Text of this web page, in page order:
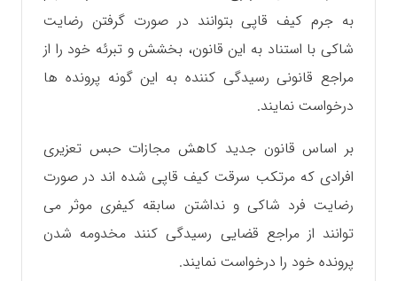
به جرم کیف قاپی بتوانند در صورت گرفتن رضایت
شاکی با استناد به این قانون، بخشش و تبرئه خود را از
مراجع قانونی رسیدگی کننده به این گونه پرونده ها
درخواست نمایند.
بر اساس قانون جدید کاهش مجازات حبس تعزیری
افرادی که مرتکب سرقت کیف قاپی شده اند در صورت
رضایت فرد شاکی و نداشتن سابقه کیفری موثر می
توانند از مراجع قضایی رسیدگی کنند مخدومه شدن
پرونده خود را درخواست نمایند.